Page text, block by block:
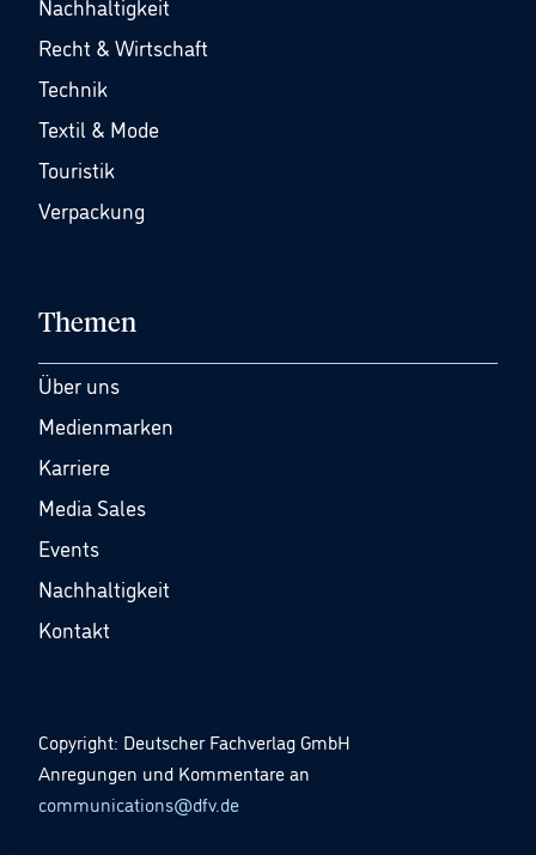
Nachhaltigkeit
Recht & Wirtschaft
Technik
Textil & Mode
Touristik
Verpackung
Themen
Über uns
Medienmarken
Karriere
Media Sales
Events
Nachhaltigkeit
Kontakt
Copyright: Deutscher Fachverlag GmbH
Anregungen und Kommentare an
communications@dfv.de